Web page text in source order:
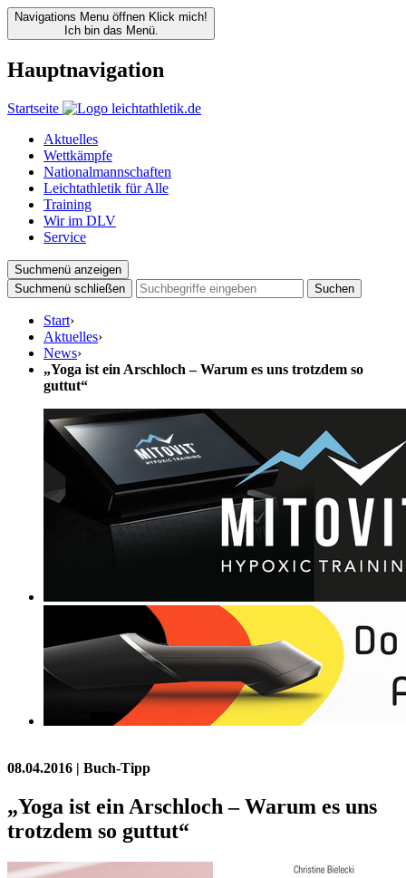
Navigations Menu öffnen Klick mich!
Ich bin das Menü.
Hauptnavigation
Startseite
Aktuelles
Wettkämpfe
Nationalmannschaften
Leichtathletik für Alle
Training
Wir im DLV
Service
Suchmenü anzeigen
Suchmenü schließen
Suchen
Start›
Aktuelles›
News›
„Yoga ist ein Arschloch – Warum es uns trotzdem so
guttut“
08.04.2016 | Buch-Tipp
„Yoga ist ein Arschloch – Warum es uns
trotzdem so guttut“